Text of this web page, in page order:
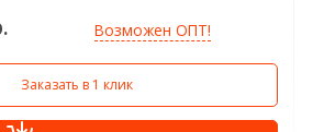
Возможен ОПТ!
Заказать в 1 клик